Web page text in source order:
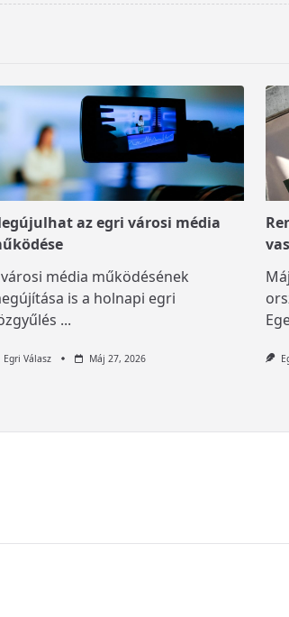
az egri városi média
média működésének
is a holnapi egri
...
Egri Válasz Máj 27, 2026